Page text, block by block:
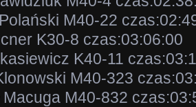
M40-22
K30-8 czas:03:06:00
K40-11
M40-323
Macuga M40-832